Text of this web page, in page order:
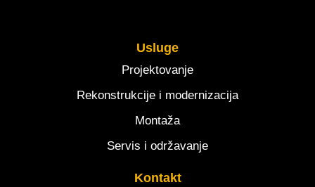
Usluge
Projektovanje
Rekonstrukcije i modernizacija
Montaža
Servis i održavanje
Kontakt